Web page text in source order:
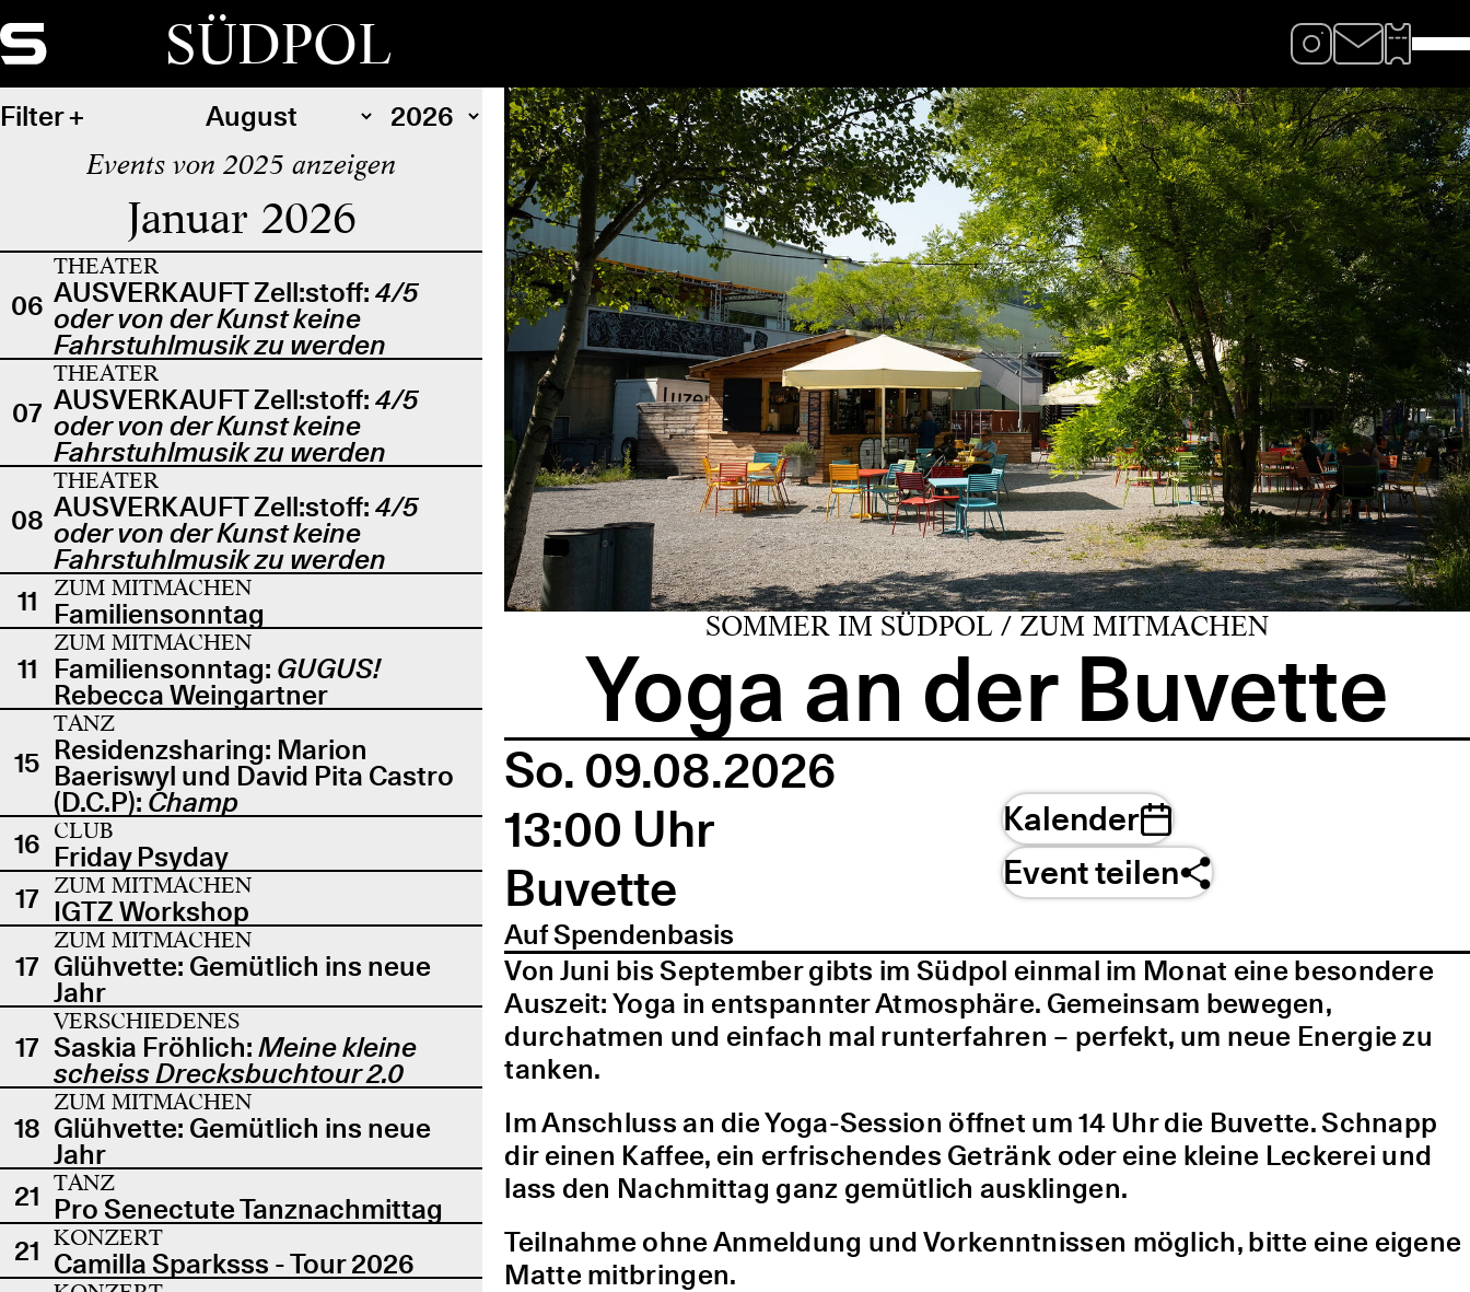
SÜDPOL
Filter
Events von 2025 anzeigen
Januar 2026
06
THEATER
AUSVERKAUFT Zell:stoff: 4/5
oder von der Kunst keine
Fahrstuhlmusik zu werden
07
THEATER
AUSVERKAUFT Zell:stoff: 4/5
oder von der Kunst keine
Fahrstuhlmusik zu werden
08
THEATER
AUSVERKAUFT Zell:stoff: 4/5
oder von der Kunst keine
Fahrstuhlmusik zu werden
11
ZUM MITMACHEN
Familiensonntag
11
ZUM MITMACHEN
Familiensonntag: GUGUS!
Rebecca Weingartner
15
TANZ
Residenzsharing: Marion
Baeriswyl und David Pita Castro
(D.C.P): Champ
16 CLUB
Friday Psyday
17 ZUM MITMACHEN
IGTZ Workshop
17
ZUM MITMACHEN
Glühvette: Gemütlich ins neue
Jahr
17
VERSCHIEDENES
Saskia Fröhlich: Meine kleine
scheiss Drecksbuchtour 2.0
18
ZUM MITMACHEN
Glühvette: Gemütlich ins neue
Jahr
21 TANZ
Pro Senectute Tanznachmittag
21 KONZERT
Camilla Sparksss - Tour 2026
SOMMER IM SÜDPOL / ZUM MITMACHEN
Yoga an der Buvette
So. 09.08.2026
13:00 Uhr
Buvette
Auf Spendenbasis
Kalender
Event teilen
Von Juni bis September gibts im Südpol einmal im Monat eine besondere
Auszeit: Yoga in entspannter Atmosphäre. Gemeinsam bewegen,
durchatmen und einfach mal runterfahren – perfekt, um neue Energie zu
tanken.
Im Anschluss an die Yoga-Session öffnet um 14 Uhr die Buvette. Schnapp
dir einen Kaffee, ein erfrischendes Getränk oder eine kleine Leckerei und
lass den Nachmittag ganz gemütlich ausklingen.
Teilnahme ohne Anmeldung und Vorkenntnissen möglich, bitte eine eigene
Matte mitbringen.